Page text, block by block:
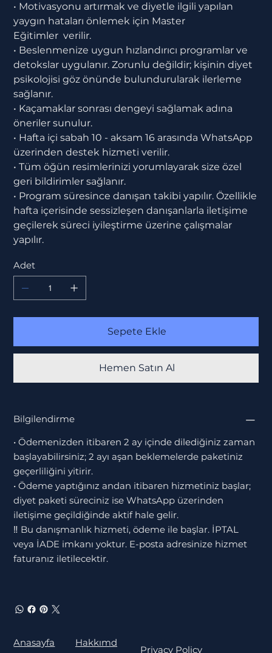
• Motivasyonu artırmak ve diyetle ilgili yapılan
yaygın hataları önlemek için Master
Eğitimler verilir.
• Beslenmenize uygun hızlandırıcı programlar ve
detokslar uygulanır. Zorunlu değildir; kişinin diyet
psikolojisi göz önünde bulundurularak ilerleme
sağlanır.
• Kaçamaklar sonrası dengeyi sağlamak adına
öneriler sunulur.
• Hafta içi sabah 10 - aksam 16 arasında WhatsApp
üzerinden destek hizmeti verilir.
• Tüm öğün resimlerinizi yorumlayarak size özel
geri bildirimler sağlanır.
• Program süresince danışan takibi yapılır. Özellikle
hafta içerisinde sessizleşen danışanlarla iletişime
geçilerek süreci iyileştirme üzerine çalışmalar
yapılır.
Adet
Sepete Ekle
Hemen Satın Al
Bilgilendirme
• Ödemenizden itibaren 2 ay içinde dilediğiniz zaman
başlayabilirsiniz; 2 ayı aşan beklemelerde paketiniz
geçerliliğini yitirir.
• Ödeme yaptığınız andan itibaren hizmetiniz başlar;
diyet paketi süreciniz ise WhatsApp üzerinden
iletişime geçildiğinde aktif hale gelir.
‼️ Bu danışmanlık hizmeti, ödeme ile başlar. İPTAL
veya İADE imkanı yoktur. E-posta adresinize hizmet
faturanız iletilecektir.
Anasayfa
Privacy Policy
Hakkımd